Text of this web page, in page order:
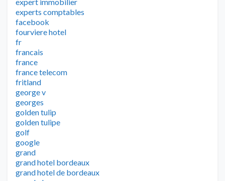
experts comptables
facebook
fourviere hotel
fr
francais
france
france telecom
fritland
george v
georges
golden tulip
golden tulipe
golf
google
grand
grand hotel bordeaux
grand hotel de bordeaux